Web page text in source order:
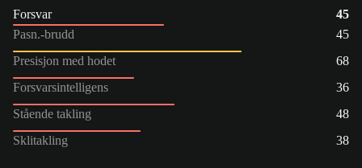
Forsvar
45
Pasn.-brudd
45
Presisjon med hodet
68
Forsvarsintelligens
36
Stående takling
48
Sklitakling
38